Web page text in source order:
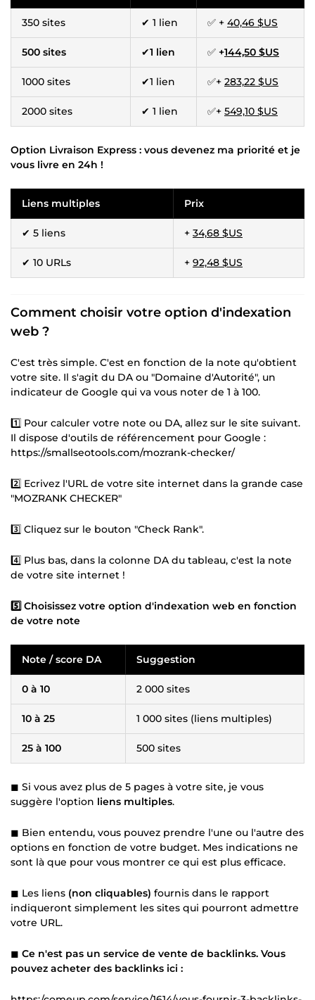
350 sites ✔ 1 lien ✅ + 40,46 $US
500 sites ✔1 lien ✅ +144,50 $US
1000 sites ✔1 lien ✅+ 283,22 $US
2000 sites ✔ 1 lien ✅+ 549,10 $US
Option Livraison Express : vous devenez ma priorité et je
vous livre en 24h !
Liens multiples Prix
✔ 5 liens + 34,68 $US
✔ 10 URLs + 92,48 $US
Comment choisir votre option d'indexation
web ?
C'est très simple. C'est en fonction de la note qu'obtient
votre site. Il s'agit du DA ou "Domaine d'Autorité", un
indicateur de Google qui va vous noter de 1 à 100.
1️⃣ Pour calculer votre note ou DA, allez sur le site suivant.
Il dispose d'outils de référencement pour Google :
https://smallseotools.com/mozrank-checker/
2️⃣ Ecrivez l'URL de votre site internet dans la grande case
"MOZRANK CHECKER"
3️⃣ Cliquez sur le bouton "Check Rank".
4️⃣ Plus bas, dans la colonne DA du tableau, c'est la note
de votre site internet !
5️⃣ Choisissez votre option d'indexation web en fonction
de votre note
Note / score DA Suggestion
0 à 10 2 000 sites
10 à 25 1 000 sites (liens multiples)
25 à 100 500 sites
◼ Si vous avez plus de 5 pages à votre site, je vous
suggère l'option liens multiples.
◼ Bien entendu, vous pouvez prendre l'une ou l'autre des
options en fonction de votre budget. Mes indications ne
sont là que pour vous montrer ce qui est plus efficace.
◼ Les liens (non cliquables) fournis dans le rapport
indiqueront simplement les sites qui pourront admettre
votre URL.
◼ Ce n'est pas un service de vente de backlinks. Vous
pouvez acheter des backlinks ici :